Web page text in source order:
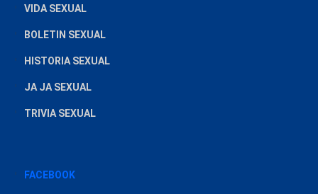
VIDA SEXUAL
BOLETIN SEXUAL
HISTORIA SEXUAL
JA JA SEXUAL
TRIVIA SEXUAL
FACEBOOK